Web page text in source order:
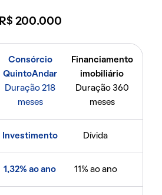
R$ 200.000
Consórcio
QuintoAndar
Duração 218
meses
Financiamento
imobiliário
Duração 360
meses
Investimento Dívida
1,32% ao ano 11% ao ano